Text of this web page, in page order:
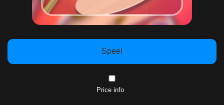
Speel
Price info